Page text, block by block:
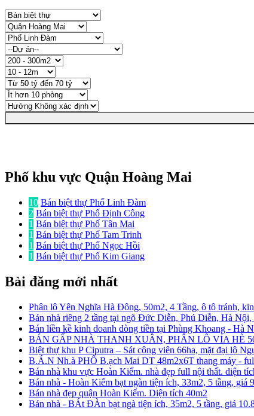
Phố khu vực Quận Hoàng Mai
10 Bán biệt thự Phố Linh Đàm
2 Bán biệt thự Phố Định Công
1 Bán biệt thự Phố Tân Mai
1 Bán biệt thự Phố Tam Trinh
1 Bán biệt thự Phố Ngọc Hồi
1 Bán biệt thự Phố Kim Giang
Bài đăng mới nhất
Phân lô Yên Nghĩa Hà Đông, 50m2, 4 Tầng, ô tô tránh,
Bán nhà riêng 2 tầng tại ngõ Đức Diễn, Phú Diễn, Hà
Bán liền kề kinh doanh dòng tiền tại Phùng Khoang - Hà
BÁN GẤP NHÀ THANH XUÂN, PHÂN LÔ VỈA HÈ
Biệt thự khu P Ciputra – Sát công viên 66ha, mặt đại lộ
B.Á.N Nh.à PHỐ B.ạch Mai DT 48m2x6T thang máy -
Bán nhà khu vực Hoàn Kiếm. nhà đẹp full nội thất. diện
Bán nhà - Hoàn Kiếm bạt ngàn tiện ích, 33m2, 5 tầng, giá
Bán nhà đẹp quận Hoàn Kiếm. Diện tích 40m2
Bán nhà - BÁt ĐÀn bạt ngà tiện ích, 35m2, 5 tầng, giá